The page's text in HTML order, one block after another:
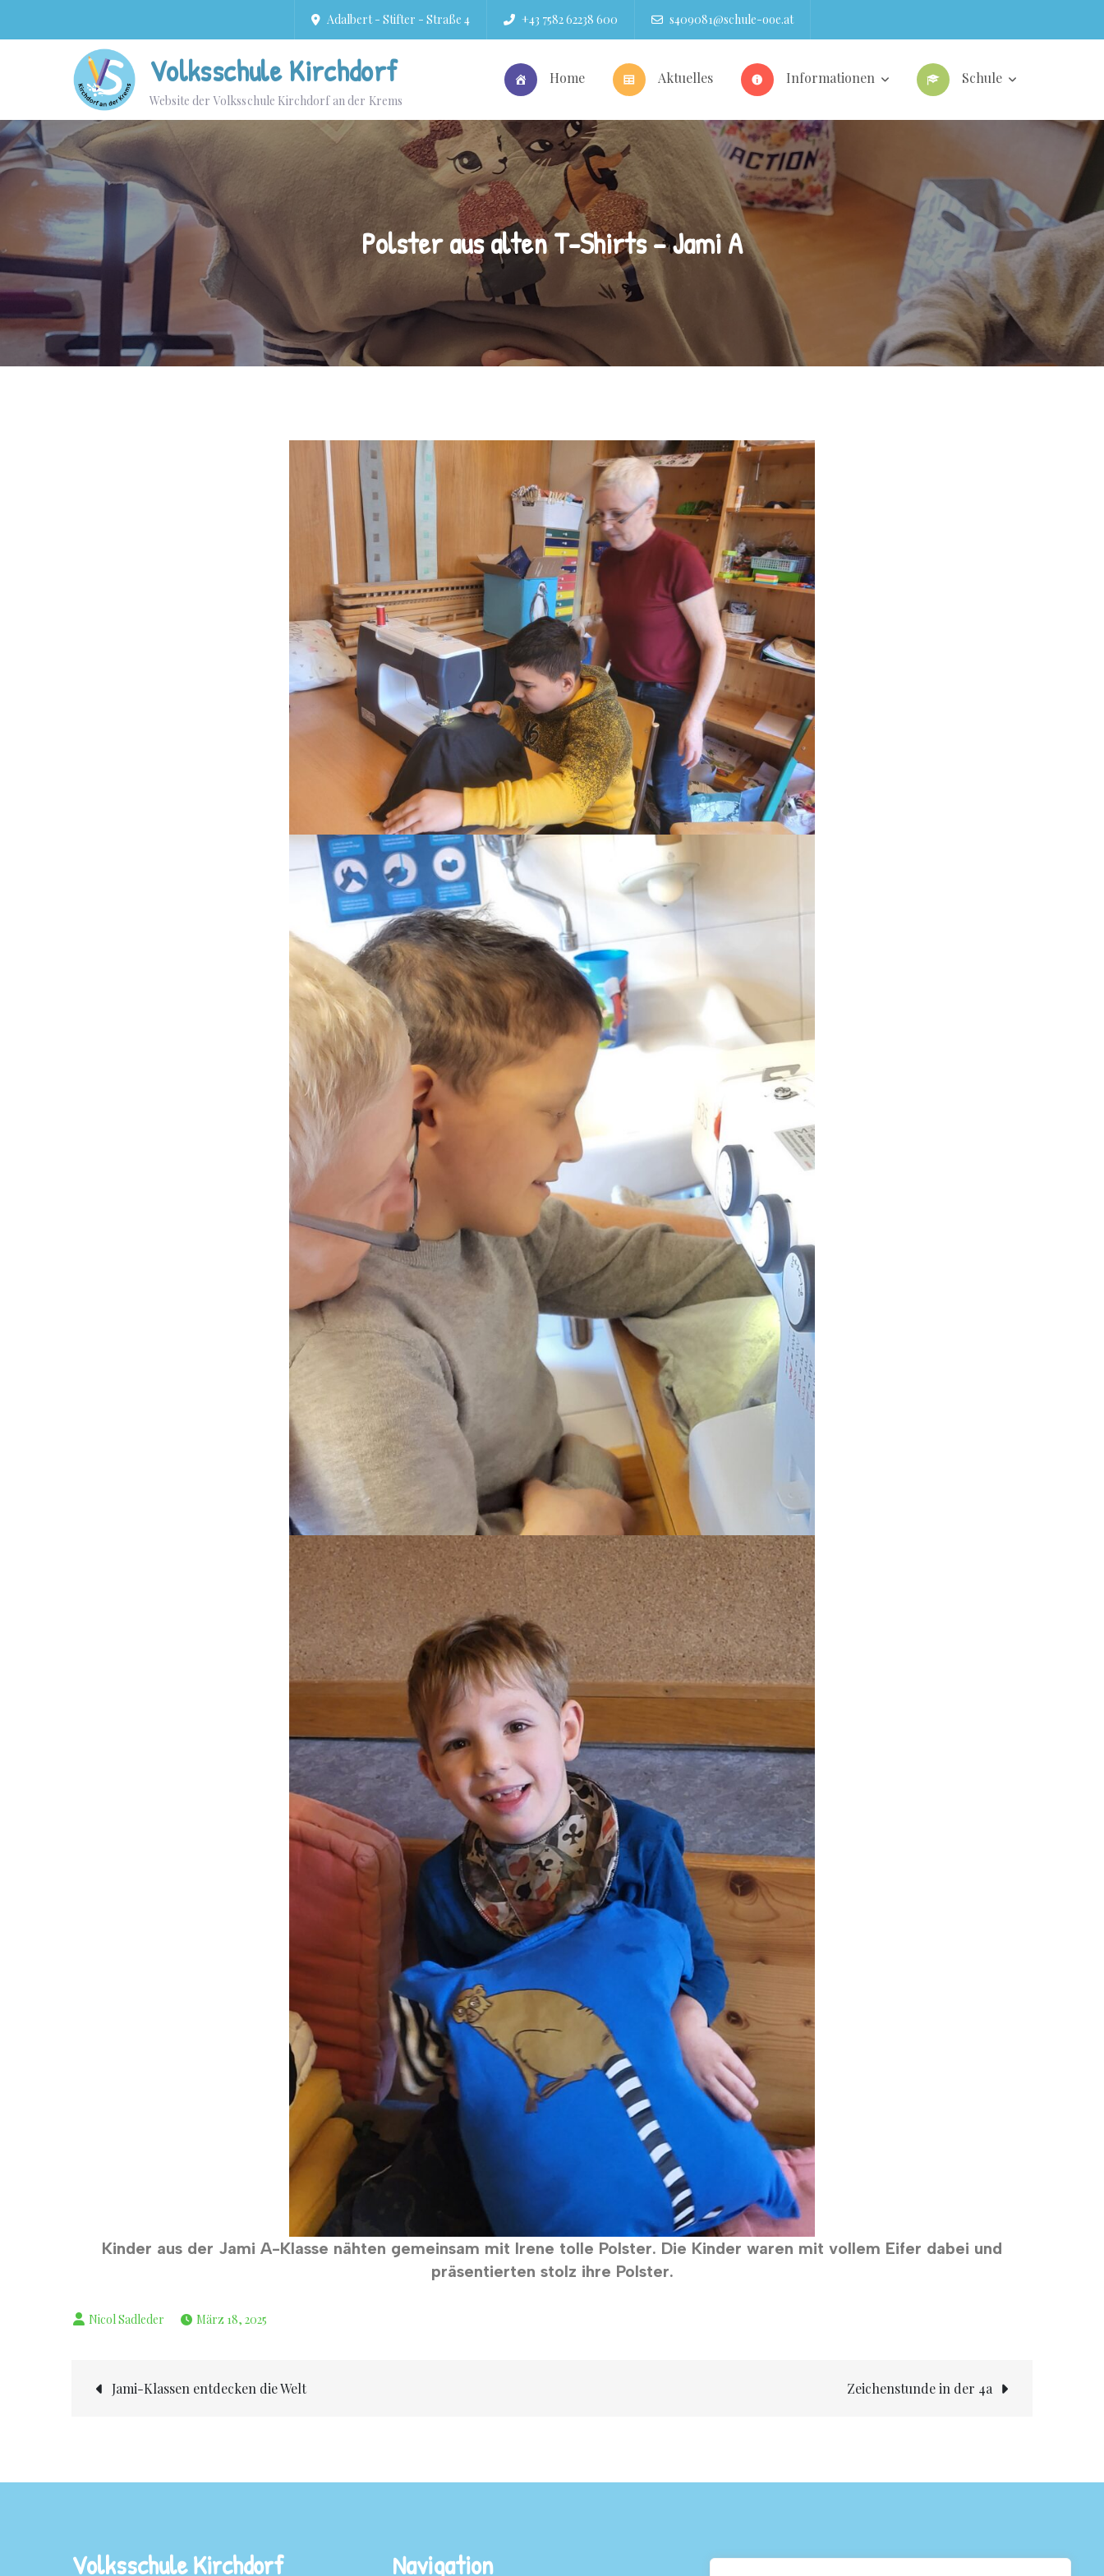
Adalbert - Stifter - Straße 4 +43 7582 62238 600 s409081@schule-ooe.at
Volksschule Kirchdorf
Website der Volksschule Kirchdorf an der Krems
Home Aktuelles Informationen Schule
Polster aus alten T-Shirts – Jami A
Kinder aus der Jami A-Klasse nähten gemeinsam mit Irene tolle Polster. Die Kinder waren mit vollem Eifer dabei und
präsentierten stolz ihre Polster.
März 18, 2025
Jami-Klassen entdecken die Welt Zeichenstunde in der 4a
Volksschule Kirchdorf Navigation